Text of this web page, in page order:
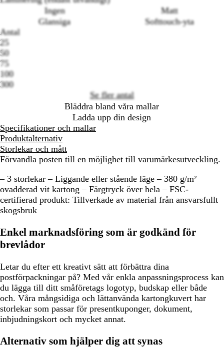
Ingen
Matt
Glansiga
Softtouch-yta
Antal
25
50
75
100
300
Se fler antal
Bläddra bland våra mallar
Ladda upp din design
Specifikationer och mallar
Produktalternativ
Storlekar och mått
Förvandla posten till en möjlighet till varumärkesutveckling.
– 3 storlekar – Liggande eller stående läge – 380 g/m²
ovadderad vit kartong – Färgtryck över hela – FSC-
certifierad produkt: Tillverkade av material från ansvarsfullt
skogsbruk
Enkel marknadsföring som är godkänd för
brevlådor
Letar du efter ett kreativt sätt att förbättra dina
postförpackningar på? Med vår enkla anpassningsprocess kan
du lägga till ditt småföretags logotyp, budskap eller både
och. Våra mångsidiga och lättanvända kartongkuvert har
storlekar som passar för presentkuponger, dokument,
inbjudningskort och mycket annat.
Alternativ som hjälper dig att synas